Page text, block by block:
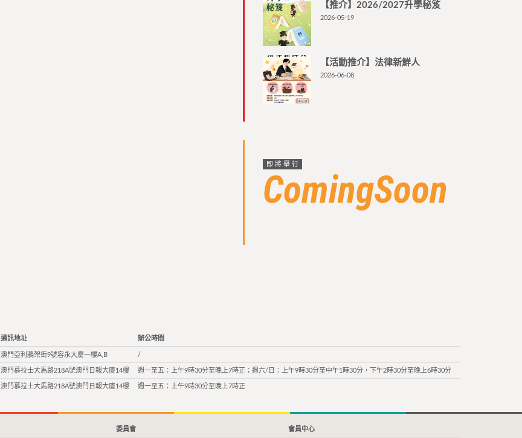
【推介】2026/2027升學秘笈
2026-05-19
【活動推介】法律新鮮人
2026-06-08
即將舉行
ComingSoon
通訊地址 辦公時間
澳門亞利鴉架街9號容永大廈一樓A,B /
澳門慕拉士大馬路218A號澳門日報大廈14樓 週一至五：上午9時30分至晚上7時正；週六/日：上午9時30分至中午1時30分，下午2時30分至晚上6時30分
澳門慕拉士大馬路218A號澳門日報大廈14樓 週一至五：上午9時30分至晚上7時正
委員會 會員中心